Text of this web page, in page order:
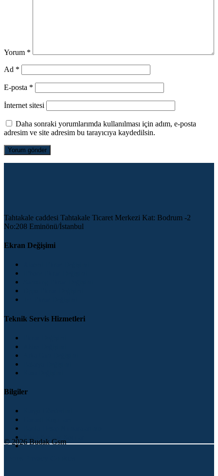
Yorum *
Ad *
E-posta *
İnternet sitesi
Daha sonraki yorumlarımda kullanılması için adım, e-posta
adresim ve site adresim bu tarayıcıya kaydedilsin.
Tahtakale caddesi Tahtakale Ticaret Merkezi Kat: Bodrum -2
No:208 Eminönü/İstanbul
Ekran Değişimi
Teknik Servis Hizmetleri
Bilgiler
Sıkça Sorulan Sorular
İletişim
© 2026 Budak Gsm